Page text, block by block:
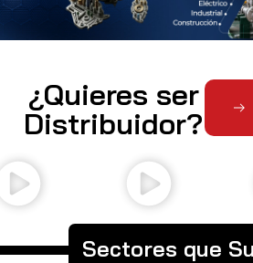
¿Quieres ser
Distribuidor?
Sectores que